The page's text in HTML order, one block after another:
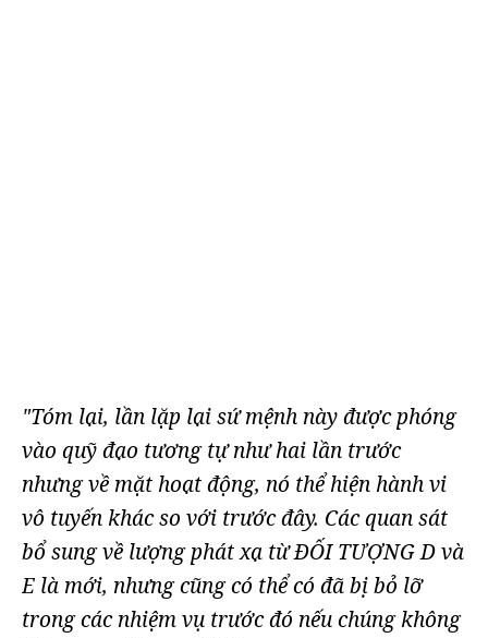
"Tóm lại, lần lặp lại sứ mệnh này được phóng
vào quỹ đạo tương tự như hai lần trước
nhưng về mặt hoạt động, nó thể hiện hành vi
vô tuyến khác so với trước đây. Các quan sát
bổ sung về lượng phát xạ từ ĐỐI TƯỢNG D và
E là mới, nhưng cũng có thể có đã bị bỏ lỡ
trong các nhiệm vụ trước đó nếu chúng không